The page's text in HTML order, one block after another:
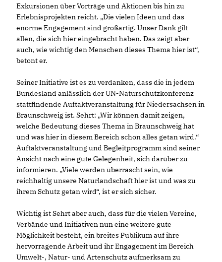
Exkursionen über Vorträge und Aktionen bis hin zu
Erlebnisprojekten reicht. „Die vielen Ideen und das
enorme Engagement sind großartig. Unser Dank gilt
allen, die sich hier eingebracht haben. Das zeigt aber
auch, wie wichtig den Menschen dieses Thema hier ist“,
betont er.
Seiner Initiative ist es zu verdanken, dass die in jedem
Bundesland anlässlich der UN-Naturschutzkonferenz
stattfindende Auftaktveranstaltung für Niedersachsen in
Braunschweig ist. Sehrt: „Wir können damit zeigen,
welche Bedeutung dieses Thema in Braunschweig hat
und was hier in diesem Bereich schon alles getan wird.“
Auftaktveranstaltung und Begleitprogramm sind seiner
Ansicht nach eine gute Gelegenheit, sich darüber zu
informieren. „Viele werden überrascht sein, wie
reichhaltig unsere Naturlandschaft hier ist und was zu
ihrem Schutz getan wird“, ist er sich sicher.
Wichtig ist Sehrt aber auch, dass für die vielen Vereine,
Verbände und Initiativen nun eine weitere gute
Möglichkeit besteht, ein breites Publikum auf ihre
hervorragende Arbeit und ihr Engagement im Bereich
Umwelt-, Natur- und Artenschutz aufmerksam zu